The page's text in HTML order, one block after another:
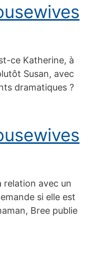
ce Katherine, à
Susan, avec
dramatiques ?
relation avec un
si elle est
Bree publie